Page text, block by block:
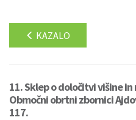
KAZALO
11. Sklep o določitvi višine
Območni obrtni zbornici
117.